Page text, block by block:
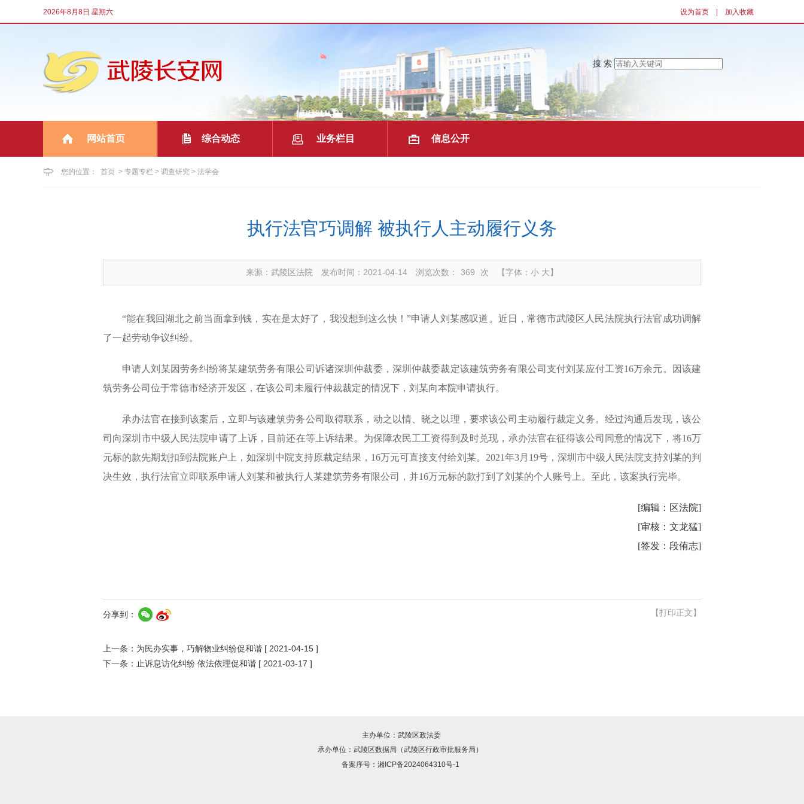
设为首页 加入收藏
2026年8月8日 星期六
搜 索
网站首页 综合动态 业务栏目 信息公开
您的位置： 首页 > 专题专栏 > 调查研究 > 法学会
执行法官巧调解 被执行人主动履行义务
来源：武陵区法院 发布时间：2021-04-14 浏览次数： 369 次 【字体： 小 大】
“能在我回湖北之前当面拿到钱，实在是太好了，我没想到这么快！”申请人刘某感叹道。近日，常德市武陵区人民法院执行法官成功调解
了一起劳动争议纠纷。
申请人刘某因劳务纠纷将某建筑劳务有限公司诉诸深圳仲裁委，深圳仲裁委裁定该建筑劳务有限公司支付刘某应付工资16万余元。因该建
筑劳务公司位于常德市经济开发区，在该公司未履行仲裁裁定的情况下，刘某向本院申请执行。
承办法官在接到该案后，立即与该建筑劳务公司取得联系，动之以情、晓之以理，要求该公司主动履行裁定义务。经过沟通后发现，该公
司向深圳市中级人民法院申请了上诉，目前还在等上诉结果。为保障农民工工资得到及时兑现，承办法官在征得该公司同意的情况下，将16万
元标的款先期划扣到法院账户上，如深圳中院支持原裁定结果，16万元可直接支付给刘某。2021年3月19号，深圳市中级人民法院支持刘某的判
决生效，执行法官立即联系申请人刘某和被执行人某建筑劳务有限公司，并16万元标的款打到了刘某的个人账号上。至此，该案执行完毕。
[编辑：区法院]
[审核：文龙猛]
[签发：段侑志]
分享到： 【打印正文】
上一条： 为民办实事，巧解物业纠纷促和谐 [ 2021-04-15 ]
下一条： 止诉息访化纠纷 依法依理促和谐 [ 2021-03-17 ]
主办单位：武陵区政法委
承办单位：武陵区数据局（武陵区行政审批服务局）
备案序号： 湘ICP备2024064310号-1